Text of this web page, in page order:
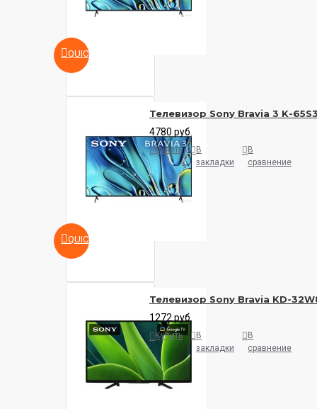
QUICKVIEW
QUICKVIEW
Телевизор Sony Bravia 3 K-
4780 руб.
Купить
В
закладки
В
сравнение
Телевизор Sony Bravia KD-
1272 руб.
Купить
В
закладки
В
сравнение